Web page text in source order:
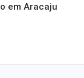
em Aracaju